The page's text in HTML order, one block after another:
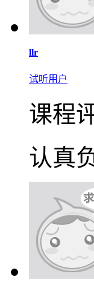
llr
试听用户
课程
认真